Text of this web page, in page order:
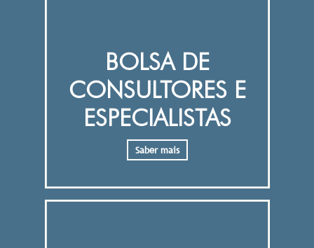
BOLSA DE
CONSULTORES E
ESPECIALISTAS
Saber mais